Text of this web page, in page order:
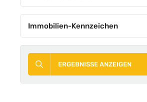
Immobilien-Kennzeichen
ERGEBNISSE ANZEIGEN